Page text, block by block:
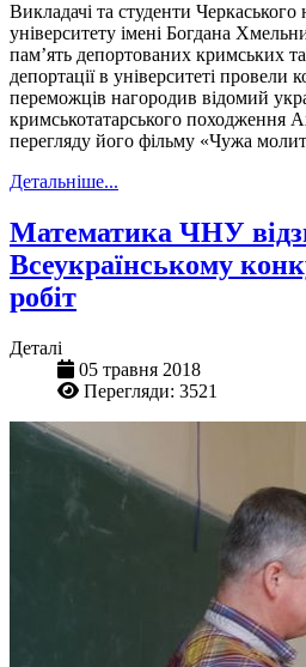
Викладачі та студенти Черкаського
університету імені Богдана
пам’ять депортованих кримських
депортації в університеті провели
переможців нагородив відомий
кримськотатарського походження
перегляду його фільму «Чужа
Детальніше...
Математика ЧНУ
Всеукраїнському
робіт
Деталі
05 травня 2018
Перегляди: 3521